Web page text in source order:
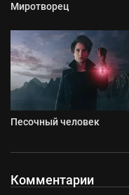
Миротворец
Песочный человек
Комментарии